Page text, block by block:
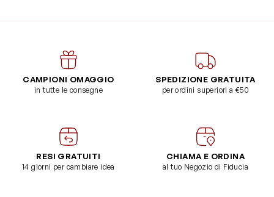
CAMPIONI OMAGGIO
in tutte le consegne
SPEDIZIONE GRATUITA
per ordini superiori a €50
RESI GRATUITI
14 giorni per cambiare idea
CHIAMA E ORDINA
al tuo Negozio di Fiducia